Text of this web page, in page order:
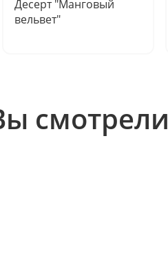
Десерт "Манговый
вельвет"
смотрели